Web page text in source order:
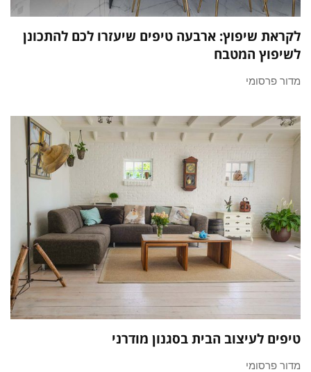
לקראת שיפוץ: ארבעה טיפים שיעזרו לכם להתכונן
לשיפוץ המטבח
מדור פרסומי
טיפים לעיצוב הבית בסגנון מודרני
מדור פרסומי